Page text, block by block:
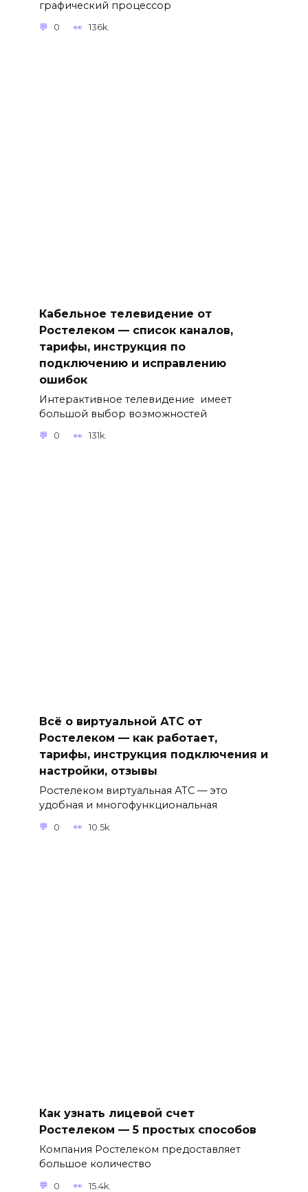
графический процессор
0 136k.
Кабельное телевидение от
Ростелеком — список каналов,
тарифы, инструкция по
подключению и исправлению
ошибок
Интерактивное телевидение имеет
большой выбор возможностей
0 131k.
Всё о виртуальной АТС от
Ростелеком — как работает,
тарифы, инструкция подключения и
настройки, отзывы
Ростелеком виртуальная АТС — это
удобная и многофункциональная
0 10.5k.
Как узнать лицевой счет
Ростелеком — 5 простых способов
Компания Ростелеком предоставляет
большое количество
0 15.4k.